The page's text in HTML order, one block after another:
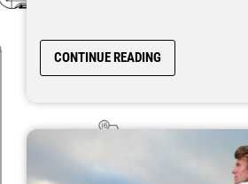
CONTINUE READING